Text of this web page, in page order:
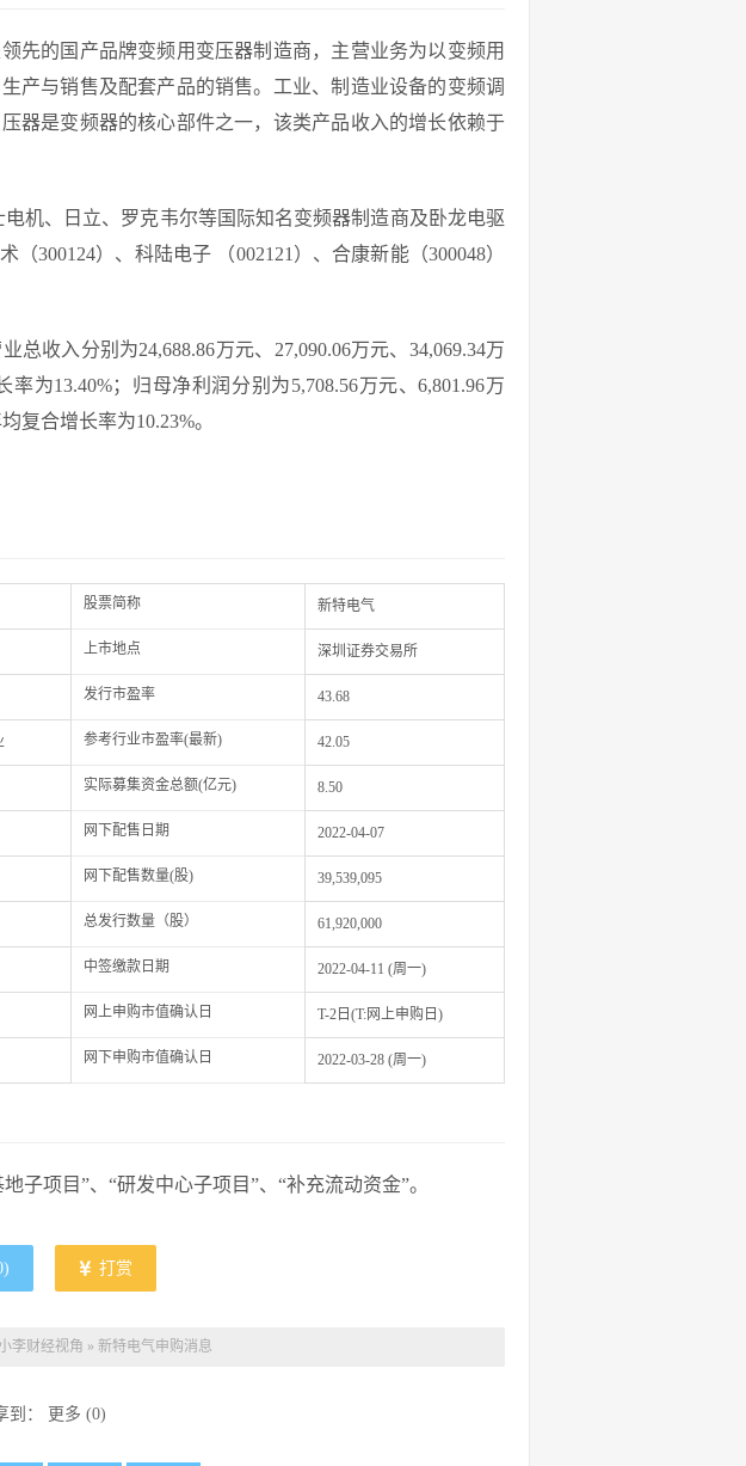
先的国产品牌变频用变压器制造商，主营业务为以变频用
产与销售及配套产品的销售。工业、制造业设备的变频调
器是变频器的核心部件之一，该类产品收入的增长依赖于
机、日立、罗克韦尔等国际知名变频器制造商及卧龙电驱
300124）、科陆电子 （002121）、合康新能（300048）
收入分别为24,688.86万元、27,090.06万元、34,069.34万
为13.40%；归母净利润分别为5,708.56万元、6,801.96万
复合增长率为10.23%。
股票简称 新特电气
上市地点 深圳证券交易所
发行市盈率 43.68
参考行业市盈率(最新) 42.05
实际募集资金总额(亿元) 8.50
网下配售日期 2022-04-07
网下配售数量(股) 39,539,095
总发行数量（股） 61,920,000
中签缴款日期 2022-04-11 (周一)
网上申购市值确认日 T-2日(T:网上申购日)
网下申购市值确认日 2022-03-28 (周一)
子项目”、“研发中心子项目”、“补充流动资金”。
) 打赏
李财经视角 » 新特电气申购消息
到： 更多 (0)